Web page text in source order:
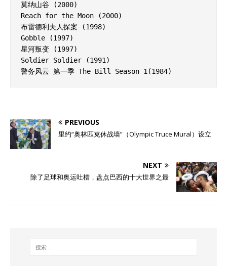
莫纳山谷 (2000)
Reach for the Moon (2000)
布雷德利夫人探案 (1998)
Gobble (1997)
星河叛变 (1997)
Soldier Soldier (1991)
警务风云 第一季 The Bill Season 1(1984)
PREVIOUS
里约“奥林匹克休战墙”（Olympic Truce Mural）设立
NEXT
除了足球和奥运吐槽，盘点巴西的十大世界之最